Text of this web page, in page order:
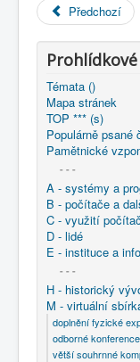
větší souhrnné
Programování/
1981 -
1981 -
metod
Předchozí
Témata ()
Mapa stránek
TOP *** (s)
Populárně psané
Pamětnické
- - -
A - systémy a
B - počítače a
C - využití
D - lidé
E - instituce a
- - -
H - historický
M - virtuální
doplnění fyzické
odborné
větší souhrnné